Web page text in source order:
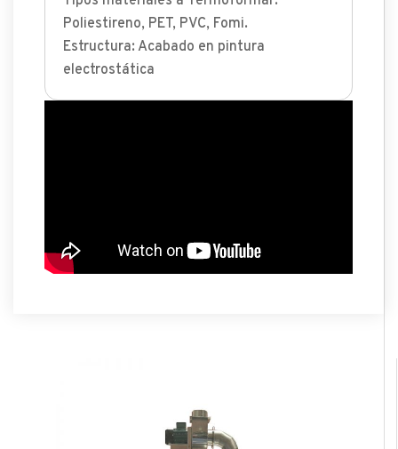
Poliestireno, PET, PVC, Fomi.
Estructura: Acabado en pintura
electrostática